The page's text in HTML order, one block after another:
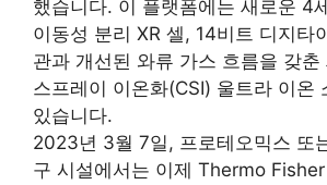
했습니다. 이 플랫폼에는 새로운 4
이동성 분리 XR 셀, 14비트 디지타
관과 개선된 와류 가스 흐름을 갖춘
스프레이 이온화(CSI) 울트라 이온
있습니다.
2023년 3월 7일, 프로테오믹스 또
구 시설에서는 이제 Thermo